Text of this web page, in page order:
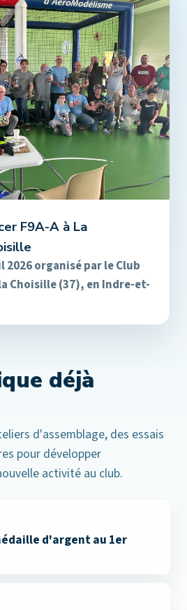
F9A-A à La
2026 organisé par le Club
Choisille (37), en Indre-et-
déjà
d'assemblage, des essais
pour développer
activité au club.
d'argent au 1er